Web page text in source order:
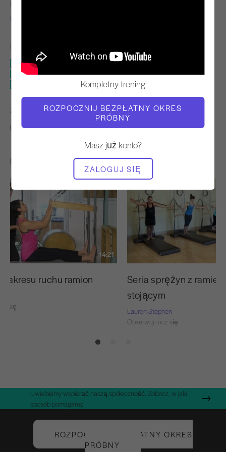
Kompletny trening
ROZPOCZNIJ BEZPŁATNY OKRES
PRÓBNY
Masz już konto?
ZALOGUJ SIĘ
NAUCZYCIEL
Victoria Torrie-Capan
POTRZEBNY SPRZĘT
Wieża
Cadillac
ZNAJDŹ PODOBNE KLASY DLA
10 - 20 min
Wieża Cadillac Płyta samolotu
Inne treningi, które mogą Ci się spodobać
14:21
zakresu ruchu ramion
się
Seria sprężyn z
stojącym
Lauren Stephen
Obserwuj i ucz się
Uwielbiamy wspierać naszą społeczność. Zobacz, w jaki
sposób pomagamy.
ROZPOCZNIJ BEZPŁATNY OKRES
PRÓBNY